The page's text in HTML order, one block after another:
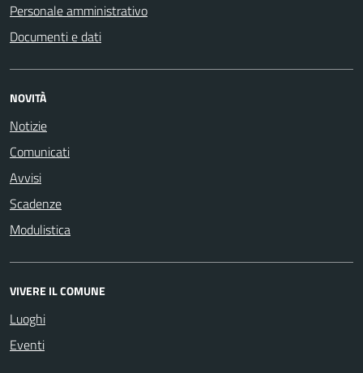
Personale amministrativo
Documenti e dati
NOVITÀ
Notizie
Comunicati
Avvisi
Scadenze
Modulistica
VIVERE IL COMUNE
Luoghi
Eventi